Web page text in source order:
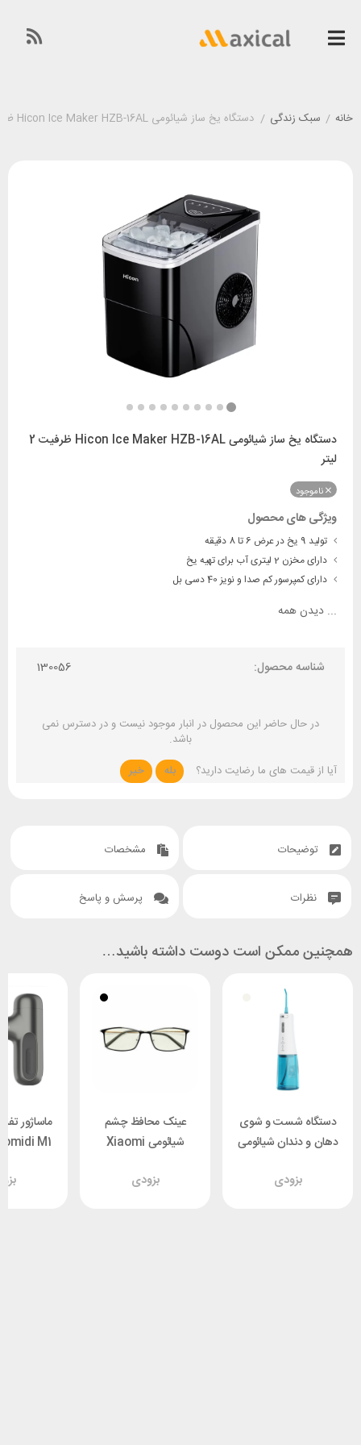
خانه / سبک زندگی / دستگاه یخ ساز شیائومی Hicon Ice Maker HZB-16AL ظرفیت 2 لیتر
دستگاه یخ ساز شیائومی Hicon Ice Maker HZB-16AL ظرفیت 2
لیتر
ناموجود
ویژگی های محصول
تولید 9 یخ در عرض 6 تا 8 دقیقه
دارای مخزن 2 لیتری آب برای تهیه یخ
دارای کمپرسور کم صدا و نویز 40 دسی بل
... دیدن همه
شناسه محصول: 130056
در حال حاضر این محصول در انبار موجود نیست و در دسترس نمی
باشد.
آیا از قیمت های ما رضایت دارید؟
بله خیر
توضیحات مشخصات
نظرات پرسش و پاسخ
همچنین ممکن است دوست داشته باشید…
دستگاه شست و شوی
دهان و دندان شیائومی
Pro
بزودی
عینک محافظ چشم
شیائومی Xiaomi
بزودی
ماساژور
M1